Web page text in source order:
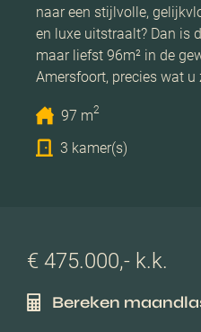
naar een stijlvolle,
en luxe uitstraalt? Dan is
maar liefst 96m² in de
Amersfoort, precies wat
97 m2
3 kamer(s)
€ 475.000,- k.k.
Bereken